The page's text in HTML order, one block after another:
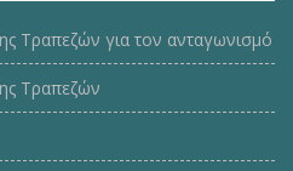
Τραπεζών για τον ανταγωνισμό
Τραπεζών